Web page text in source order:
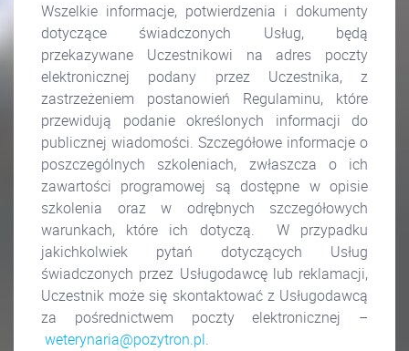
Wszelkie informacje, potwierdzenia i dokumenty
dotyczące świadczonych Usług, będą
przekazywane Uczestnikowi na adres poczty
elektronicznej podany przez Uczestnika, z
zastrzeżeniem postanowień Regulaminu, które
przewidują podanie określonych informacji do
publicznej wiadomości. Szczegółowe informacje o
poszczególnych szkoleniach, zwłaszcza o ich
zawartości programowej są dostępne w opisie
szkolenia oraz w odrębnych szczegółowych
warunkach, które ich dotyczą. W przypadku
jakichkolwiek pytań dotyczących Usług
świadczonych przez Usługodawcę lub reklamacji,
Uczestnik może się skontaktować z Usługodawcą
za pośrednictwem poczty elektronicznej –
weterynaria@pozytron.pl.